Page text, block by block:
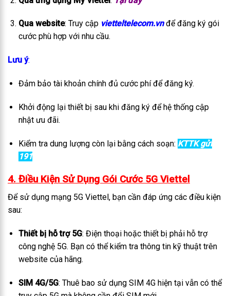
Qua website: Truy cập vietteltelecom.vnđể đăng ký gói
cước phù hợp với nhu cầu.
Lưu ý:
Đảm bảo tài khoản chính đủ cước phí để đăng ký.
Khởi động lại thiết bị sau khi đăng ký để hệ thống cập
nhật ưu đãi.
Kiểm tra dung lượng còn lại bằng cách soạn: KTTK gửi
191
4. Điều Kiện Sử Dụng Gói Cước 5G Viettel
Để sử dụng mạng 5G Viettel, bạn cần đáp ứng các điều kiện
sau:
Thiết bị hỗ trợ 5G: Điện thoại hoặc thiết bị phải hỗ trợ
công nghệ 5G. Bạn có thể kiểm tra thông tin kỹ thuật trên
website của hãng.
SIM 4G/5G: Thuê bao sử dụng SIM 4G hiện tại vẫn có thể